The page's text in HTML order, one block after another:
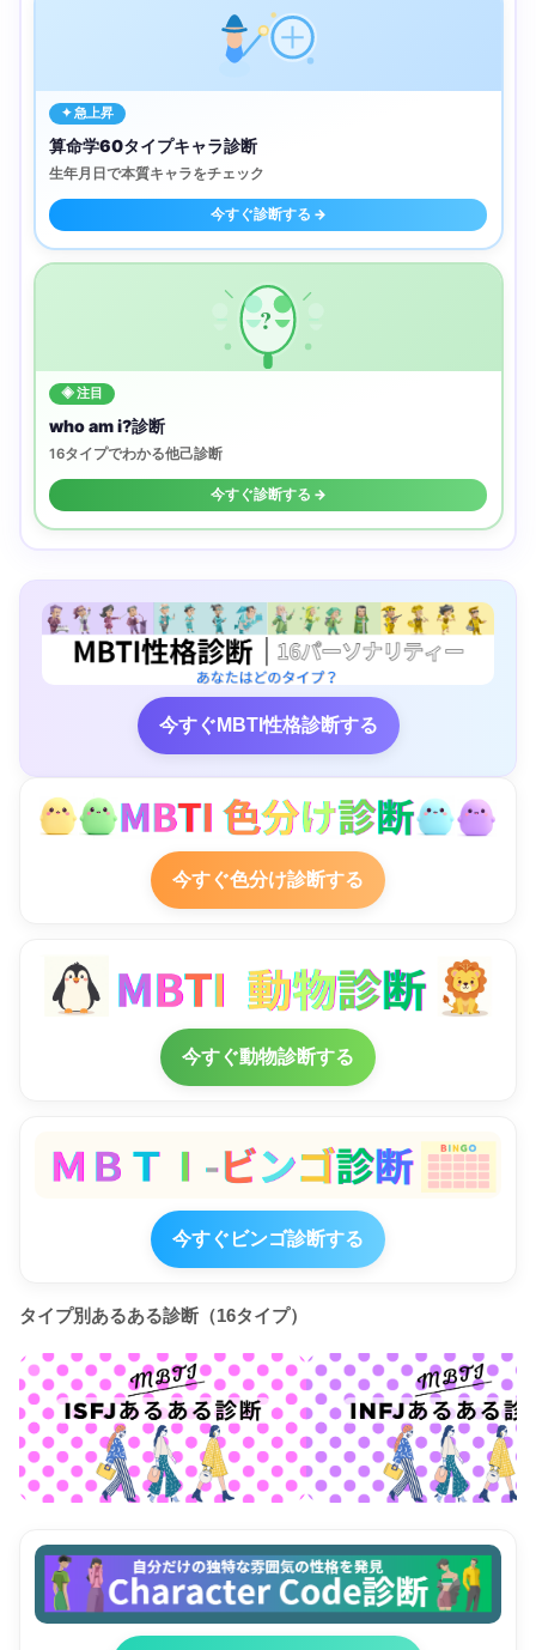
✦ 急上昇
算命学60タイプキャラ診断
生年月日で本質キャラをチェック
今すぐ診断する →
?
◈ 注目
who am i?診断
16タイプでわかる他己診断
今すぐ診断する →
今すぐMBTI性格診断する
今すぐ色分け診断する
今すぐ動物診断する
今すぐビンゴ診断する
タイプ別あるある診断（16タイプ）